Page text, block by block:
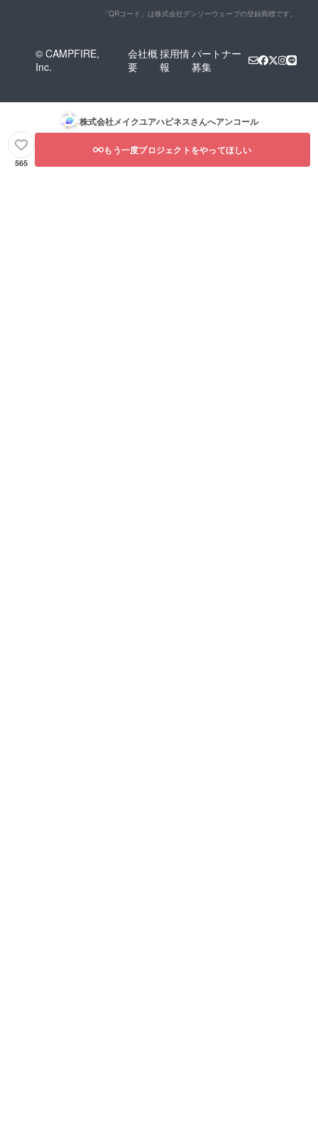
「QRコード」は株式会社デンソーウェーブの登録商標です。
© CAMPFIRE,
Inc.
会社概
要
採用情
報
パートナー
募集
株式会社メイクユアハピネスさんへアンコール
565
もう一度プロジェクトをやってほしい